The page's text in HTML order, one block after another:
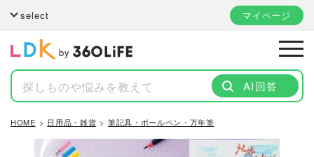
select マイページ
by
AI回答
HOME 日用品・雑貨 筆記具・ボールペン・万年筆